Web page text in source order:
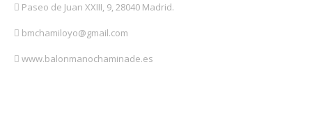
Paseo de Juan XXIII, 9, 28040 Madrid.
bmchamiloyo@gmail.com
www.balonmanochaminade.es